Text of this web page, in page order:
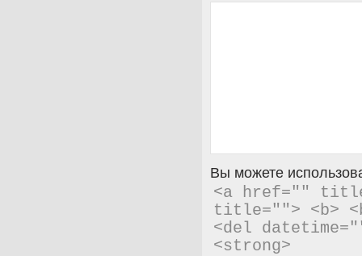
Вы можете
<a href=""
title=""> <b>
<del
<strong>